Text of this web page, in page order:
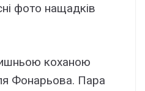
фото нащадків
коханою
Фонарьова. Пара